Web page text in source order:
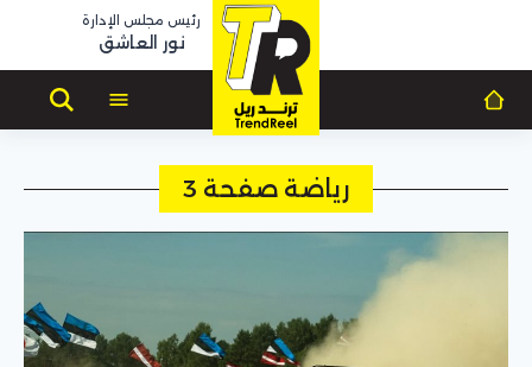
رئيس مجلس الإدارة
نور العاشق
رياضة صفحة 3